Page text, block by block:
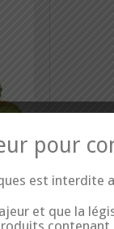
pour
est interdite
et que la
contenant